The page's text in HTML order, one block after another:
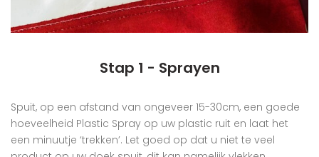
Stap 1 - Sprayen
Spuit, op een afstand van ongeveer 15-30cm, een goede
hoeveelheid Plastic Spray op uw plastic ruit en laat het
een minuutje ‘trekken’. Let goed op dat u niet te veel